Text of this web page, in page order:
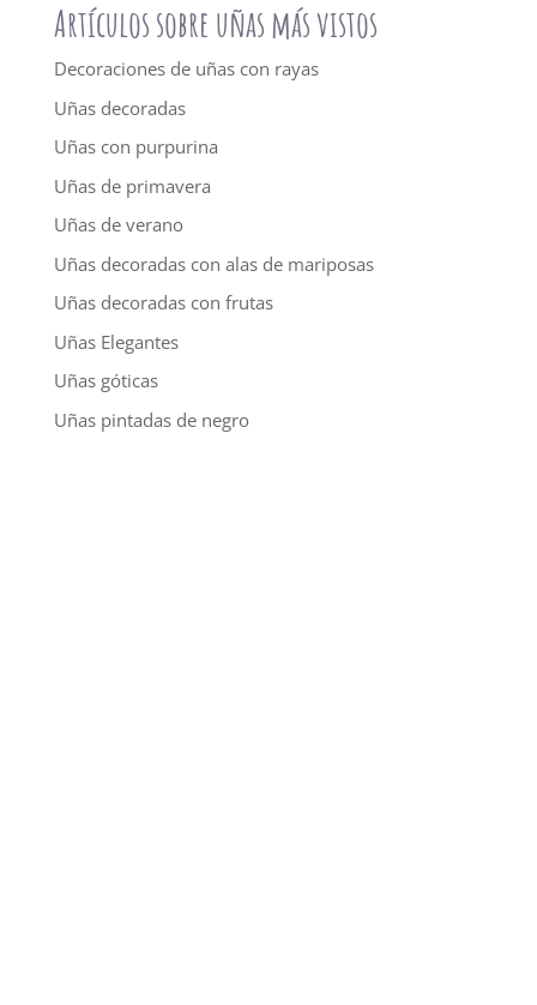
Artículos sobre uñas más vistos
Decoraciones de uñas con rayas
Uñas decoradas
Uñas con purpurina
Uñas de primavera
Uñas de verano
Uñas decoradas con alas de mariposas
Uñas decoradas con frutas
Uñas Elegantes
Uñas góticas
Uñas pintadas de negro